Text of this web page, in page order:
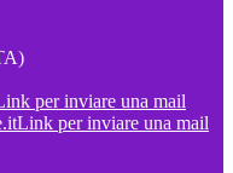
per inviare una mail
Link per inviare una mail